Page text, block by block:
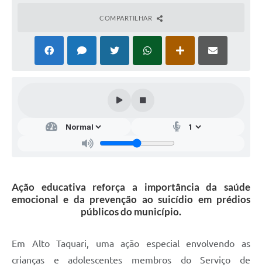
COMPARTILHAR
Ação educativa reforça a importância da saúde
emocional e da prevenção ao suicídio em prédios
públicos do município.
Em Alto Taquari, uma ação especial envolvendo as
crianças e adolescentes membros do Serviço de